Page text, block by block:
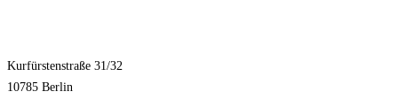
Kurfürstenstraße 31/32
10785 Berlin